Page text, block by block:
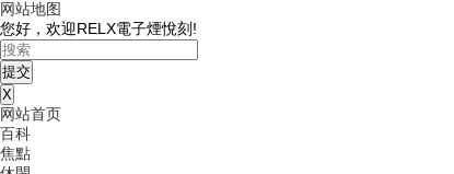
网站地图
您好，欢迎RELX電子煙悅刻!
X
网站首页
百科
焦點